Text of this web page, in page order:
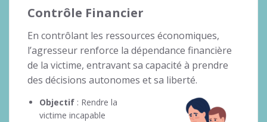
Contrôle Financier
En contrôlant les ressources économiques,
l’agresseur renforce la dépendance financière
de la victime, entravant sa capacité à prendre
des décisions autonomes et sa liberté.
Objectif : Rendre la
victime incapable